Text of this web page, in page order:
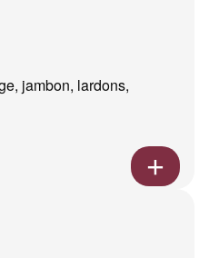
jambon, lardons,